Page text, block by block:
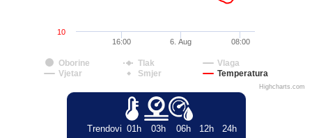
Oborine Tlak
Vlaga
Vjetar
Smjer Temperatura
6. Aug
16:00 08:00
10
Highcharts.com
Trendovi 01h 03h 06h 12h 24h